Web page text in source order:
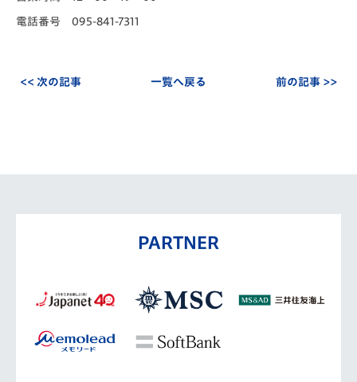
電話番号 095-841-7311
<< 次の記事 一覧へ戻る 前の記事 >>
PARTNER